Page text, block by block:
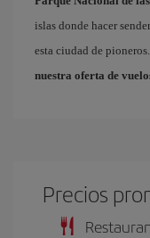
islas donde hacer
esta ciudad de
nuestra oferta de
Precios